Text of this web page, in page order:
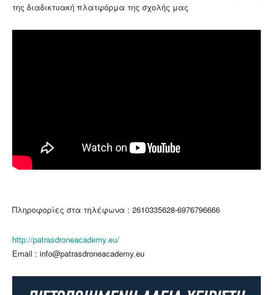
της διαδικτυακή πλατφόρμα της σχολής μας
Πληροφορίες στα τηλέφωνα : 2610335628-6976796666
http://patrasdroneacademy.eu/
Email : info@patrasdroneacademy.eu